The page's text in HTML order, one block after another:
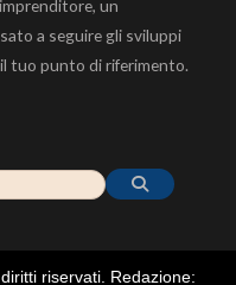
un
a seguire gli sviluppi
tuo punto di riferimento.
riservati. Redazione: